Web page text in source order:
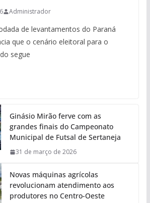
Administrador
de levantamentos do Paraná
que o cenário eleitoral para o
segue
Ginásio Mirão ferve com as
grandes finais do Campeonato
Municipal de Futsal de Sertaneja
31 de março de 2026
Novas máquinas agrícolas
revolucionam atendimento aos
produtores no Centro-Oeste